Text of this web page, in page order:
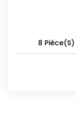
8 Pièce(s)